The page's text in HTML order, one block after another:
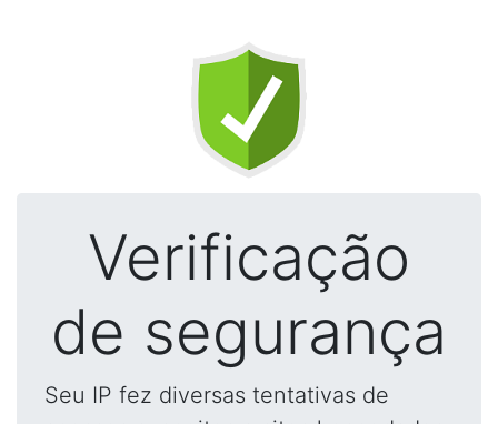
Verificação
de segurança
Seu IP fez diversas tentativas de